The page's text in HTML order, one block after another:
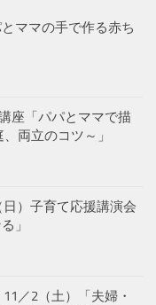
ママの手で作る赤ち
座「パパとママで描
両立のコツ～」
）子育て応援講演会
」
／2（土）「夫婦・